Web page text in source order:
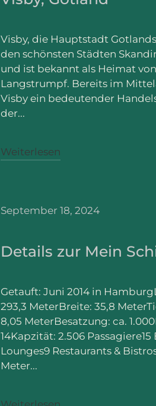
Visby, die Hauptstadt
den schönsten Städten
und ist bekannt als Heimat
Langstrumpf. Bereits im
Visby ein bedeutender
der...
Weiterlesen
September 18, 2024
Details zur Mein
Getauft: Juni 2014 in
293,3 MeterBreite: 35,8
8,05 MeterBesatzung: ca.
14Kapzität: 2.506 Passagiere15
Lounges9 Restaurants &
Meter...